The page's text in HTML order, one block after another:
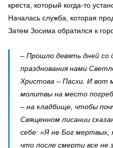
креста, который когда-то
Началась служба, которая
Затем Зосима обратился к
– Прошло девять дней со
празднования нами
Христова – Пасхи. И вот
молитвы на место
– на кладбище, чтобы
Священном писании
себе: «Я не Бог мертвых,
что после смерти все не